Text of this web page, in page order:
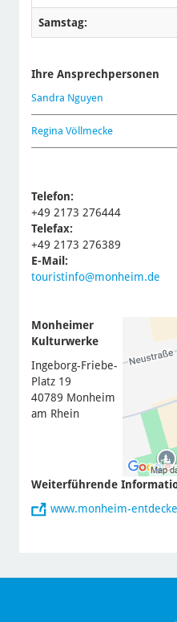
Samstag:
Ihre Ansprechpersonen
Sandra Nguyen
Regina Völlmecke
Telefon:
+49 2173 276444
Telefax:
+49 2173 276389
E-Mail:
touristinfo@monheim.de
Monheimer
Kulturwerke
Ingeborg-Friebe-
Platz 19
40789 Monheim
am Rhein
Weiterführende
www.monheim-